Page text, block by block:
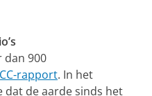
dan 900
rapport. In het
de aarde sinds het